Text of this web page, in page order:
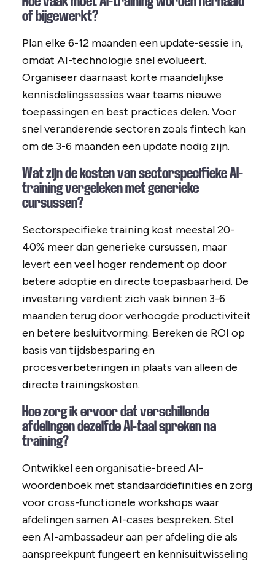
of bijgewerkt?
Plan elke 6-12 maanden een update-sessie in,
omdat AI-technologie snel evolueert.
Organiseer daarnaast korte maandelijkse
kennisdelingssessies waar teams nieuwe
toepassingen en best practices delen. Voor
snel veranderende sectoren zoals fintech kan
om de 3-6 maanden een update nodig zijn.
Wat zijn de kosten van sectorspecifieke AI-
training vergeleken met generieke
cursussen?
Sectorspecifieke training kost meestal 20-
40% meer dan generieke cursussen, maar
levert een veel hoger rendement op door
betere adoptie en directe toepasbaarheid. De
investering verdient zich vaak binnen 3-6
maanden terug door verhoogde productiviteit
en betere besluitvorming. Bereken de ROI op
basis van tijdsbesparing en
procesverbeteringen in plaats van alleen de
directe trainingskosten.
Hoe zorg ik ervoor dat verschillende
afdelingen dezelfde AI-taal spreken na
training?
Ontwikkel een organisatie-breed AI-
woordenboek met standaarddefinities en zorg
voor cross-functionele workshops waar
afdelingen samen AI-cases bespreken. Stel
een AI-ambassadeur aan per afdeling die als
aanspreekpunt fungeert en kennisuitwisseling